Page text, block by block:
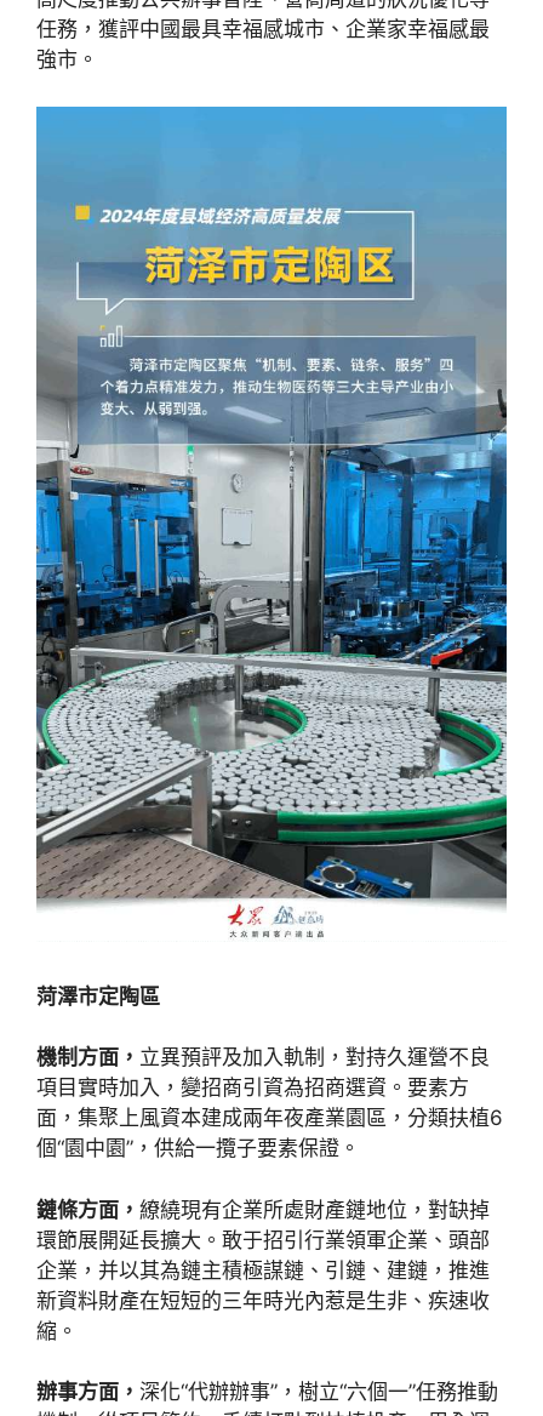
任務，獲評中國最具幸福感城市、企業家幸福感最
強市。
菏澤市定陶區
機制方面， 立異預評及加入軌制，對持久運營不良
項目實時加入，變招商引資為招商選資。要素方
面，集聚上風資本建成兩年夜產業園區，分類扶植6
個“園中園”，供給一攬子要素保證。
鏈條方面， 繚繞現有企業所處財產鏈地位，對缺掉
環節展開延長擴大。敢于招引行業領軍企業、頭部
企業，并以其為鏈主積極謀鏈、引鏈、建鏈，推進
新資料財產在短短的三年時光內惹是生非、疾速收
縮。
辦事方面， 深化“代辦辦事”，樹立“六個一”任務推動